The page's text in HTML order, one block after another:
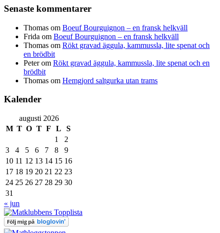
Senaste kommentarer
Thomas om Boeuf Bourguignon – en fransk helkväll
Frida om Boeuf Bourguignon – en fransk helkväll
Thomas om Rökt gravad äggula, kammussla, lite spenat och
en brödbit
Peterom Rökt gravad äggula, kammussla, lite spenat och en
brödbit
Thomas om Hemgjord saltgurka utan trams
Kalender
augusti 2026
M T O T F L
S
1
2
3
4 5 6 7 8
9
10 11 12 13 14 15 16
17 18 19 20 21 22 23
24 25 26 27 28 29 30
31
« jun